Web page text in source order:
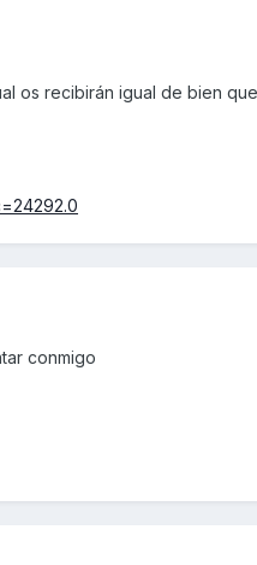
os recibirán igual de bien
conmigo